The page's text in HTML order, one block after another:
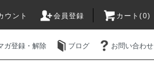
ウント 会員登録 カート(0)
ガ登録・解除 ブログ お問い合わせ